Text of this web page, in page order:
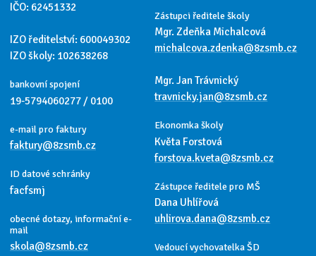
IČO: 62451332
IZO ředitelství: 600049302
IZO školy: 102638268
bankovní spojení
19-5794060277 / 0100
e-mail pro faktury
faktury@8zsmb.cz
ID datové schránky
facfsmj
obecné dotazy, informační e-
mail
skola@8zsmb.cz
Zástupci ředitele školy
Mgr. Zdeňka Michalcová
michalcova.zdenka@8zsmb.cz
Mgr. Jan Trávnický
travnicky.jan@8zsmb.cz
Ekonomka školy
Květa Forstová
forstova.kveta@8zsmb.cz
Zástupce ředitele pro MŠ
Dana Uhlířová
uhlirova.dana@8zsmb.cz
Vedoucí vychovatelka ŠD